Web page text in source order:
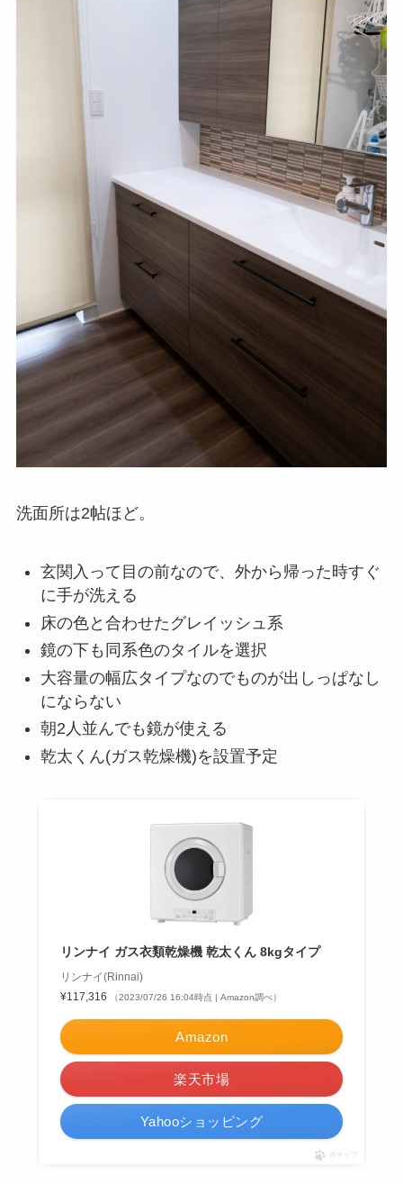
洗面所は2帖ほど。
玄関入って目の前なので、外から帰った時すぐ
に手が洗える
床の色と合わせたグレイッシュ系
鏡の下も同系色のタイルを選択
大容量の幅広タイプなのでものが出しっぱなし
にならない
朝2人並んでも鏡が使える
乾太くん(ガス乾燥機)を設置予定
リンナイ ガス衣類乾燥機 乾太くん 8kgタイプ
リンナイ(Rinnai)
¥117,316
（2023/07/26 16:04時点 | Amazon調べ）
Amazon
楽天市場
Yahooショッピング
ポチップ